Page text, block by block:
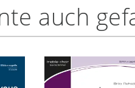
auch